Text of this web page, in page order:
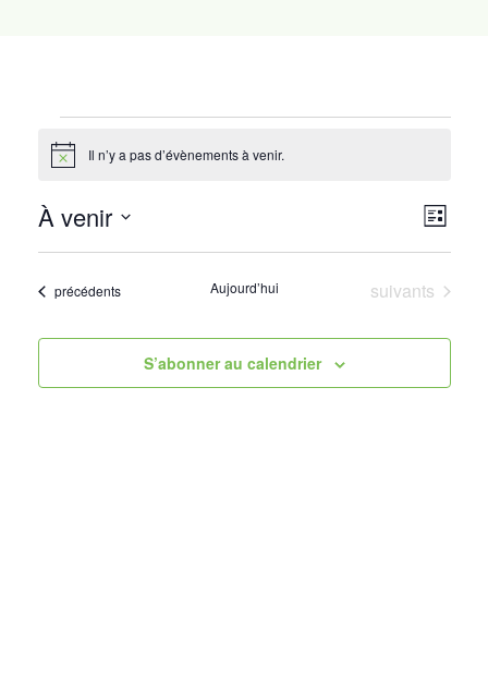
Notice Il n’y a pas d’évènements à venir.
par
Liste
À venir
date.
Évènements
précédents Aujourd’hui Évènements
suivants
S’abonner au calendrier